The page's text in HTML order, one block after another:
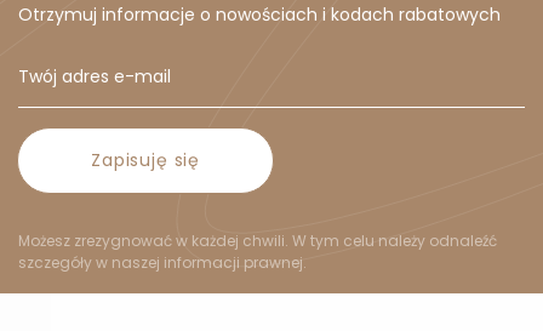
Otrzymuj informacje o nowościach i kodach rabatowych
Zapisuję się
Możesz zrezygnować w każdej chwili. W tym celu należy odnaleźć
szczegóły w naszej informacji prawnej.